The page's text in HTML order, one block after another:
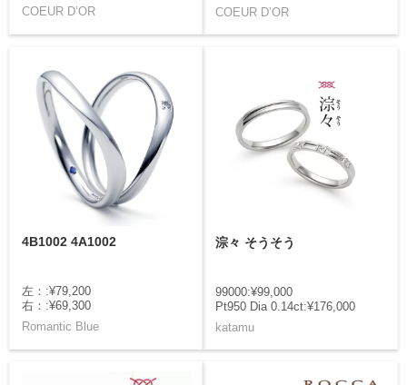
COEUR D’OR
COEUR D’OR
4B1002 4A1002
左：:¥79,200
右：:¥69,300
Romantic Blue
淙々 そうそう
99000:¥99,000
Pt950 Dia 0.14ct:¥176,000
katamu